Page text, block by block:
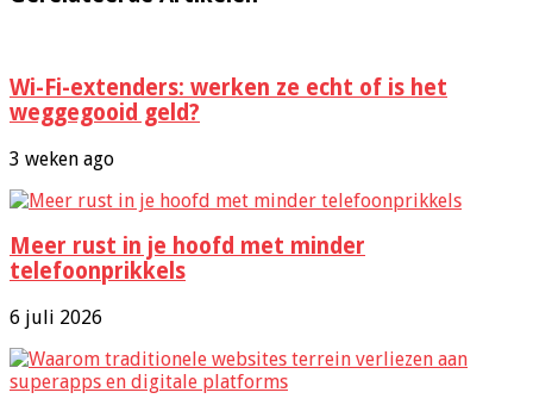
Wi-Fi-extenders: werken ze echt of is het
weggegooid geld?
3 weken ago
Meer rust in je hoofd met minder
telefoonprikkels
6 juli 2026